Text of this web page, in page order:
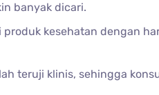
banyak dicari.
kesehatan dengan
teruji klinis, sehingga